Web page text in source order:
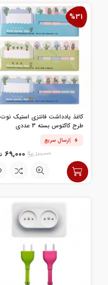
%31
کاغذ یادداشت فانتزی استیک نوت
طرح کاکتوس بسته 3 عددی
ارسال سریع
100,000
69,000